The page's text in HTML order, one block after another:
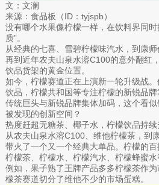
文：文澜
来源：食品板（ID：tyjspb）
没有哪个水果像柠檬一样，在饮料界同时
质”。
从经典的七喜、雪碧柠檬味汽水，到康
再到近年农夫山泉水溶C100的意外翻红
饮品货架的黄金位置。
如今，柠檬赛道正在上演新一轮升级战。
饮品，柠檬共和国等专注柠檬的新锐品
传统巨头与新锐品牌集体加码，这个看
被发现的创新空间？
热度赶超无糖茶、椰子水，柠檬饮品持续
从农夫山泉水溶C100、维他柠檬茶，到
带火了一个又一个经典大单品。柠檬的百
柠檬茶、柠檬水、柠檬汽水、柠檬蜂蜜水
例如，果子熟了王牌产品多多柠檬茶作
檬茶赛道切分了维他不少的市场蛋糕。